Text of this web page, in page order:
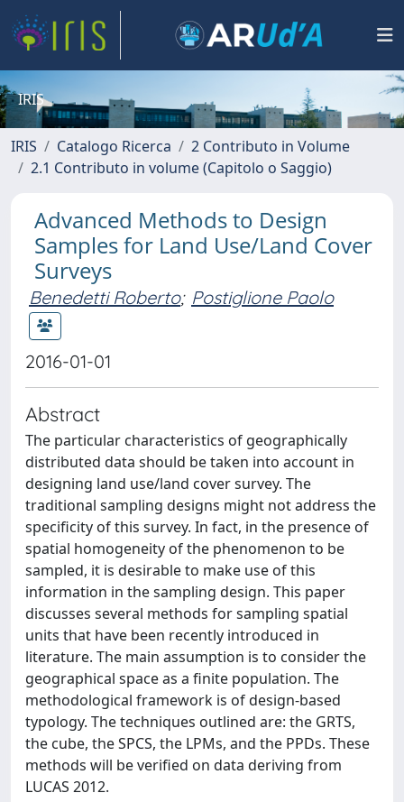
IRIS
IRIS Catalogo Ricerca
2 Contributo in Volume
2.1 Contributo in volume (Capitolo o Saggio)
Advanced Methods to Design
Samples for Land Use/Land Cover
Surveys
Benedetti Roberto; Postiglione Paolo
2016-01-01
Abstract
The particular characteristics of geographically
distributed data should be taken into account in
designing land use/land cover survey. The
traditional sampling designs might not address the
specificity of this survey. In fact, in the presence of
spatial homogeneity of the phenomenon to be
sampled, it is desirable to make use of this
information in the sampling design. This paper
discusses several methods for sampling spatial
units that have been recently introduced in
literature. The main assumption is to consider the
geographical space as a finite population. The
methodological framework is of design-based
typology. The techniques outlined are: the GRTS,
the cube, the SPCS, the LPMs, and the PPDs. These
methods will be verified on data deriving from
LUCAS 2012.